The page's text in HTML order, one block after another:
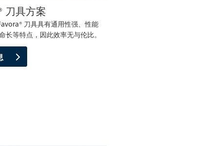
刀具方案
刀具具有通用性强、性能
长等特点，因此效率无与伦比。